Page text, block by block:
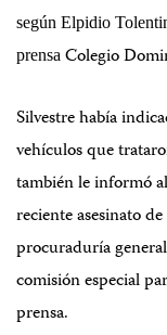
según Elpidio
prensa Colegio
Silvestre había
vehículos que
también le informó
reciente asesinato
procuraduría
comisión especial
prensa.